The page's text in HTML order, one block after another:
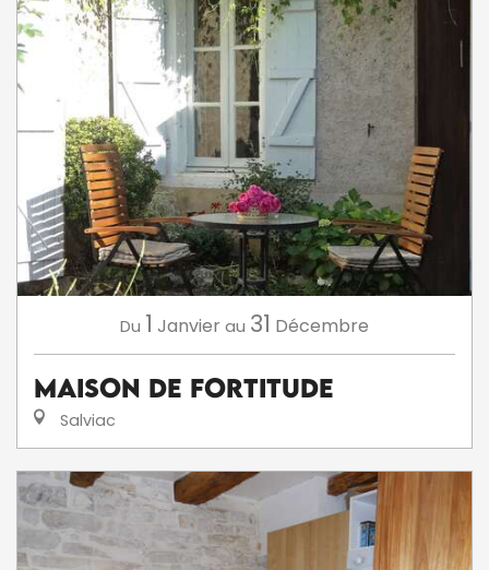
Du 1 Janvier au 31 Décembre
Maison de Fortitude
Salviac